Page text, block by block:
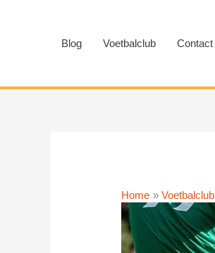
Blog Voetbalclub Contact
Home Voetbalclub